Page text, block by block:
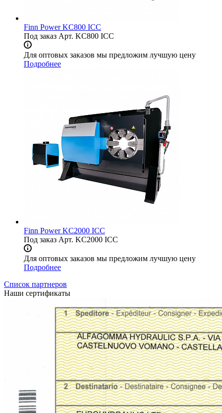
Finn Power KC800 ICC
Под заказ Арт. KC800 ICC
Для оптовых заказов мы предложим лучшую цену
Подробнее
Finn Power KC2000 ICC
Под заказ Арт. KC2000 ICC
Для оптовых заказов мы предложим лучшую цену
Подробнее
Список партнеров
Наши сертификаты